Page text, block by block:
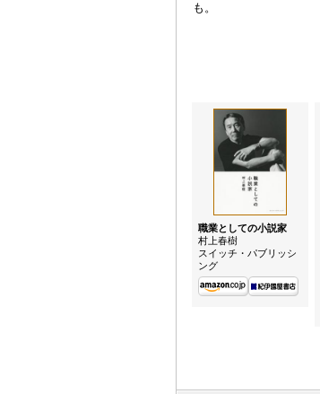
も。
職業としての小説家
村上春樹
スイッチ・パブリッシ
ング